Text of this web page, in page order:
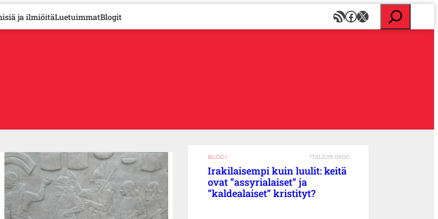
ja ilmiöitäLuetuimmatBlogit RSS-syöte Facebook X
s
BLOGI 17.10.2019 09:00
Irakilaisempi kuin luulit: keitä
ovat ”assyrialaiset” ja
”kaldealaiset” kristityt?